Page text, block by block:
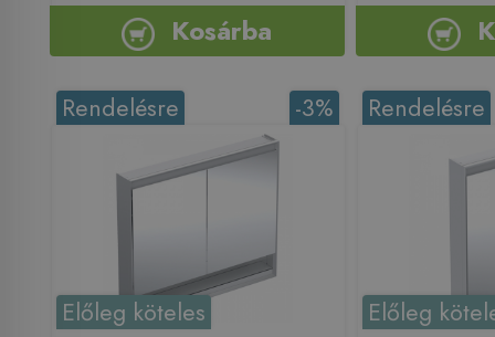
Kosárba
-3%
Rendelésre
Előleg köteles
Rendelésre
Előleg